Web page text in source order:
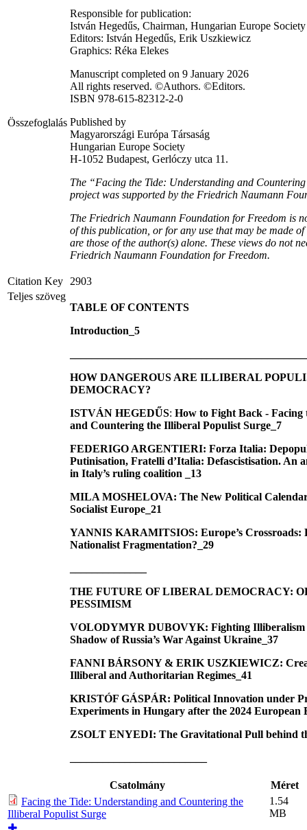
Összefoglalás
Responsible for publication:
István Hegedűs, Chairman, Hungarian Europe Society
Editors: István Hegedűs, Erik Uszkiewicz
Graphics: Réka Elekes
Manuscript completed on 9 January 2026
All rights reserved. ©Authors. ©Editors.
ISBN 978-615-82312-2-0
Published by
Magyarországi Európa Társaság
Hungarian Europe Society
H-1052 Budapest, Gerlóczy utca 11.
The “Facing the Tide: Understanding and
project was supported by the Friedrich Naumann
The Friedrich Naumann Foundation for Freedom is
of this publication, or for any use that may be made of
are those of the author(s) alone. These views do not
Friedrich Naumann Foundation for Freedom.
Citation Key
2903
Teljes szöveg
TABLE OF CONTENTS
Introduction _5
HOW DANGEROUS ARE ILLIBERAL
DEMOCRACY?
ISTVÁN HEGEDŰS: How to Fight Back -
and Countering the Illiberal Populist Surge_7
FEDERIGO ARGENTIERI: Forza Italia:
Putinisation, Fratelli d’Italia: Defascistisation. An
in Italy’s ruling coalition _13
MILA MOSHELOVA: The New Political
Socialist Europe_21
YANNIS KARAMITSIOS: Europe’s Crossroads:
Nationalist Fragmentation?_29
THE FUTURE OF LIBERAL DEMOCRACY:
PESSIMISM
VOLODYMYR DUBOVYK: Fighting Illiberalism
Shadow of Russia’s War Against Ukraine_37
FANNI BÁRSONY & ERIK USZKIEWICZ:
Illiberal and Authoritarian Regimes_41
KRISTÓF GÁSPÁR: Political Innovation under
Experiments in Hungary after the 2024 European
ZSOLT ENYEDI: The Gravitational Pull behind
Csatolmány
Méret
Facing the Tide: Understanding and Countering the
Illiberal Populist Surge
1.54
MB